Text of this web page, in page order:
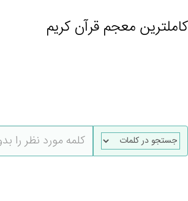
کاملترین معجم قرآن کریم